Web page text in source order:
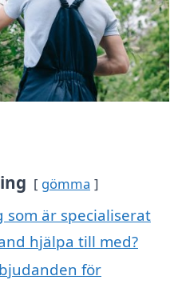
gömma
som är specialiserat
hjälpa till med?
för